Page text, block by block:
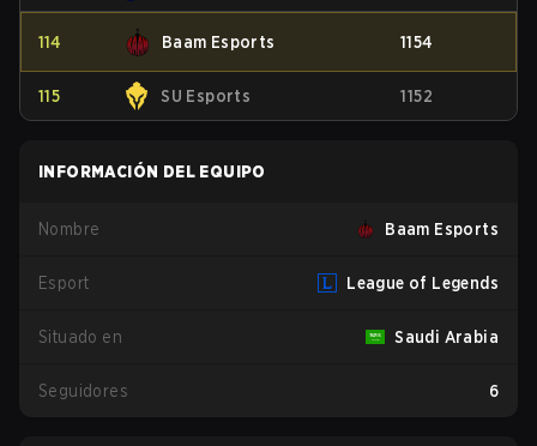
114 Baam Esports 1154
115 SU Esports 1152
INFORMACIÓN DEL EQUIPO
Nombre Baam Esports
Esport League of Legends
Situado en Saudi Arabia
Seguidores 6